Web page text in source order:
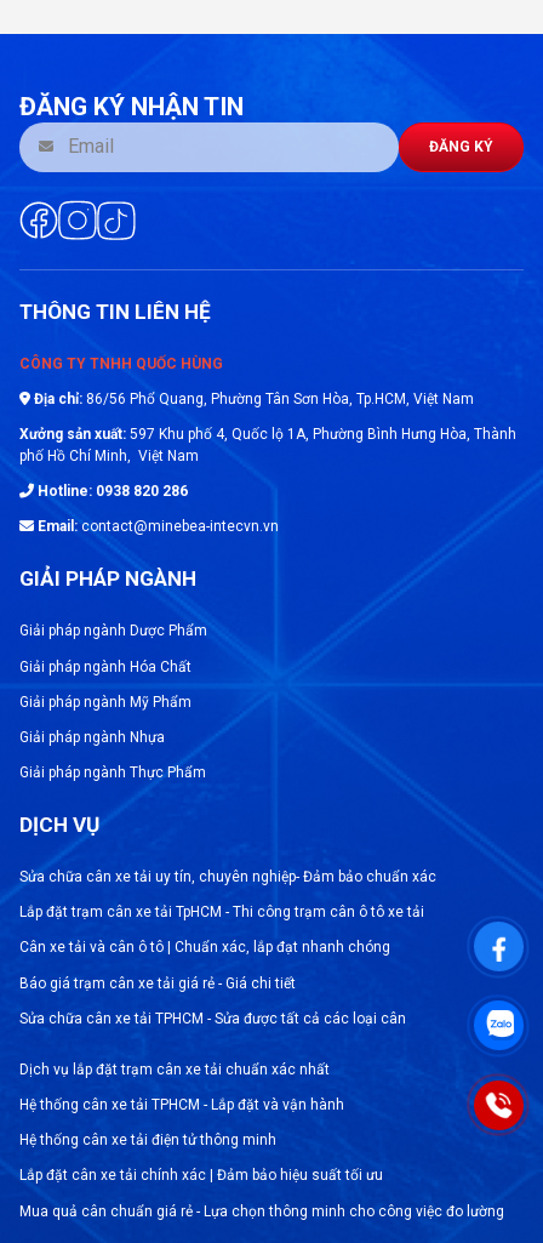
ĐĂNG KÝ NHẬN TIN
ĐĂNG KÝ
THÔNG TIN LIÊN HỆ
CÔNG TY TNHH QUỐC HÙNG
Địa chỉ: 86/56 Phổ Quang, Phường Tân Sơn Hòa, Tp.HCM, Việt Nam
Xưởng sản xuất:597 Khu phố 4, Quốc lộ 1A, Phường Bình Hưng Hòa, Thành
phố Hồ Chí Minh, Việt Nam
Hotline: 0938 820 286
Email:contact@minebea-intecvn.vn
GIẢI PHÁP NGÀNH
Giải pháp ngành Dược Phẩm
Giải pháp ngành Hóa Chất
Giải pháp ngành Mỹ Phẩm
Giải pháp ngành Nhựa
Giải pháp ngành Thực Phẩm
DỊCH VỤ
Sửa chữa cân xe tải uy tín, chuyên nghiệp- Đảm bảo chuẩn xác
Lắp đặt trạm cân xe tải TpHCM - Thi công trạm cân ô tô xe tải
Cân xe tải và cân ô tô | Chuẩn xác, lắp đạt nhanh chóng
Báo giá trạm cân xe tải giá rẻ - Giá chi tiết
Sửa chữa cân xe tải TPHCM - Sửa được tất cả các loại cân
Dịch vụ lắp đặt trạm cân xe tải chuẩn xác nhất
Hệ thống cân xe tải TPHCM - Lắp đặt và vận hành
Hệ thống cân xe tải điện tử thông minh
Lắp đặt cân xe tải chính xác | Đảm bảo hiệu suất tối ưu
Mua quả cân chuẩn giá rẻ - Lựa chọn thông minh cho công việc đo lường